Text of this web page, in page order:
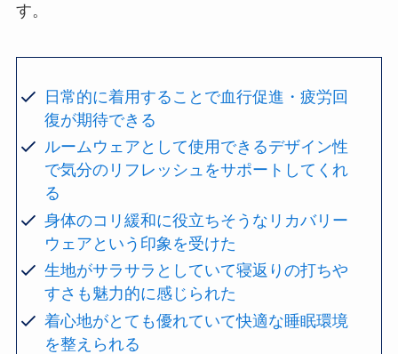
す。
日常的に着用することで血行促進・疲労回
復が期待できる
ルームウェアとして使用できるデザイン性
で気分のリフレッシュをサポートしてくれ
る
身体のコリ緩和に役立ちそうなリカバリー
ウェアという印象を受けた
生地がサラサラとしていて寝返りの打ちや
すさも魅力的に感じられた
着心地がとても優れていて快適な睡眠環境
を整えられる